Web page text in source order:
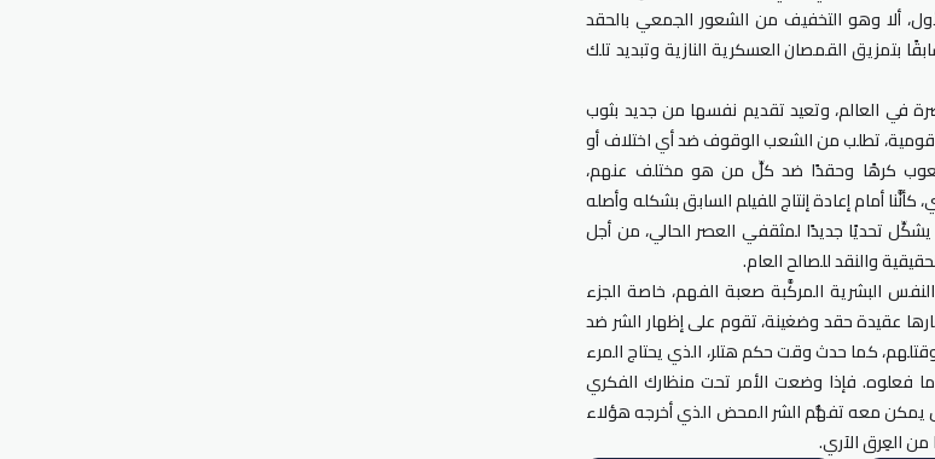
ألا وهو التخفيف من الشعور الجمعي بالحقد
بتمزيق القمصان العسكرية النازية وتبديد تلك
في العالم، وتعيد تقديم نفسها من جديد بثوب
قومية، تطلب من الشعب الوقوف ضد أي اختلاف أو
كرهًا وحقدًا ضد كلِّ من هو مختلف عنهم،
كأنَّنا أمام إعادة إنتاج للفيلم السابق بشكله وأصله
تحديًا جديدًا لمثقفي العصر الحالي، من أجل
والنقد للصالح العام.
البشرية المركَّبة صعبة الفهم، خاصة الجزء
عقيدة حقد وضغينة، تقوم على إظهار الشر ضد
كما حدث وقت حكم هتلر، الذي يحتاج المرء
فعلوه. فإذا وضعت الأمر تحت منظارك الفكري
يمكن معه تفهُّم الشر المحض الذي أخرجه هؤلاء
من العِرق الآري.